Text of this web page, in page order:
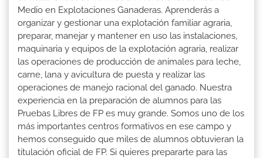
Medio en Explotaciones Ganaderas. Aprenderás a
organizar y gestionar una explotación familiar agraria,
preparar, manejar y mantener en uso las instalaciones,
maquinaria y equipos de la explotación agraria, realizar
las operaciones de producción de animales para leche,
carne, lana y avicultura de puesta y realizar las
operaciones de manejo racional del ganado. Nuestra
experiencia en la preparación de alumnos para las
Pruebas Libres de FP es muy grande. Somos uno de los
más importantes centros formativos en ese campo y
hemos conseguido que miles de alumnos obtuvieran la
titulación oficial de FP. Si quieres prepararte para las